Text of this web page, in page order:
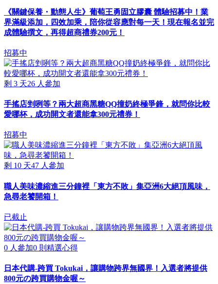
《關鍵保養・動態人生》葡萄王勇固立膠囊 體驗招募中！業
界滿級添加，四效加乘，陪你從容應對每一天！現在報名並完
成體驗撰文，再得超商禮券200元！
招募中
剩 3 天26 人參加
手搖店剉咧等？兩大超商黑糖QQ撞奶終極爭鋒，就問你比較
愛哪杯，成功開文者還能拿300元禮券！
招募中
剩 10 天47 人參加
職人美味濃縮進三分鐘裡「東方不敗」集亞洲6大絕頂風味，
急尋老饕開箱！
已截止
0 人參加0 則精選心得
日本代購-跨買 Tokukai，讓購物跨界無國界！入選者將提供
800元の跨買購物金喔～